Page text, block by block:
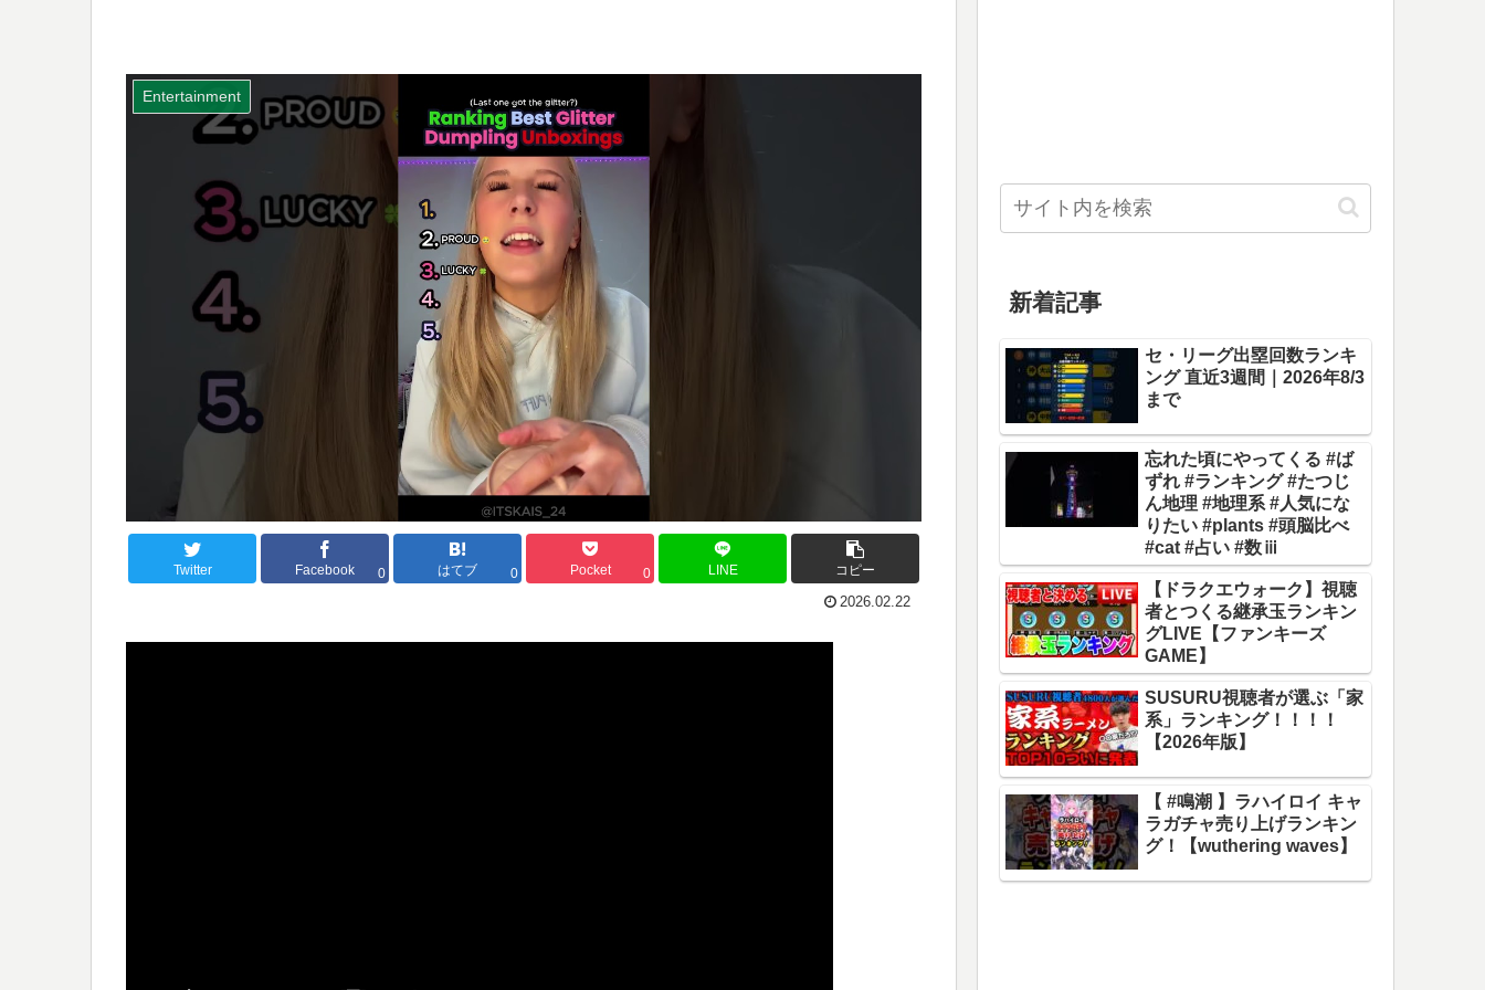
Entertainment
Twitter Facebook 0 はてブ 0 Pocket 0 LINE コピー
2026.02.22
新着記事
セ・リーグ出塁回数ランキ
ング 直近3週間｜2026年8/3
まで
忘れた頃にやってくる #ば
ずれ #ランキング #たつじ
ん地理 #地理系 #人気にな
りたい #plants #頭脳比べ
#cat #占い #数ⅲ
【ドラクエウォーク】視聴
者とつくる継承玉ランキン
グLIVE【ファンキーズ
GAME】
SUSURU視聴者が選ぶ「家
系」ランキング！！！！
【2026年版】
【 #鳴潮 】ラハイロイ キャ
ラガチャ売り上げランキン
グ！【wuthering waves】